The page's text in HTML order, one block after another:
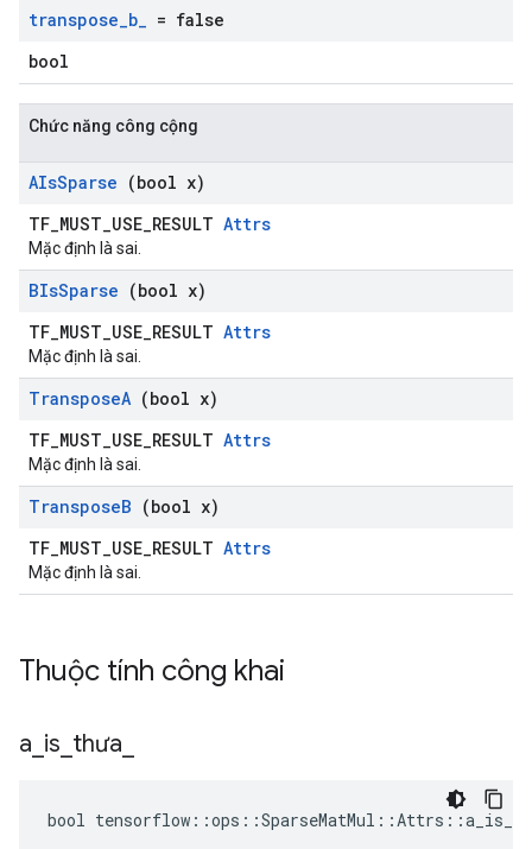
transpose_b_ = false
bool
Chức năng công cộng
AIsSparse (bool x)
TF_MUST_USE_RESULT Attrs
Mặc định là sai.
BIsSparse (bool x)
TF_MUST_USE_RESULT Attrs
Mặc định là sai.
TransposeA (bool x)
TF_MUST_USE_RESULT Attrs
Mặc định là sai.
TransposeB (bool x)
TF_MUST_USE_RESULT Attrs
Mặc định là sai.
Thuộc tính công khai
a is thưa
bool